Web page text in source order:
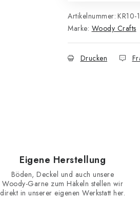
Artikelnummer: KR10-
Marke: Woody Crafts
Drucken
Eigene Herstellung
Böden, Deckel und auch unsere
Woody-Garne zum Häkeln stellen wir
direkt in unserer eigenen Werkstatt her.